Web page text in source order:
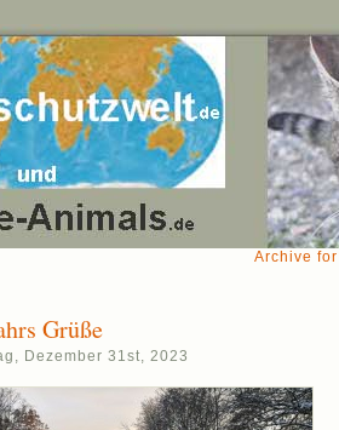
Archive
Grüße
Dezember 31st, 2023